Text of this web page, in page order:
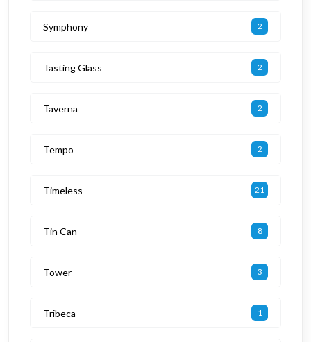
Symphony 2
Tasting Glass 2
Taverna 2
Tempo 2
Timeless 21
Tin Can 8
Tower 3
Tribeca 1